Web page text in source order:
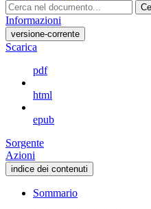
Informazioni
versione-corrente
Scarica
pdf
html
epub
Sorgente
Azioni
indice dei contenuti
Sommario